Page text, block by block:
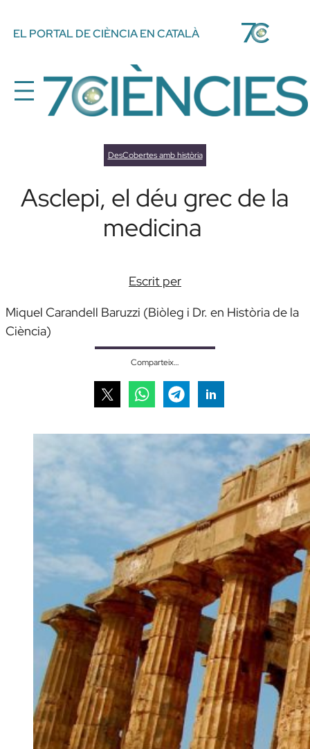
EL PORTAL DE CIÈNCIA EN CATALÀ
DesCobertes amb història
Asclepi, el déu grec de la
medicina
Escrit per
Miquel Carandell Baruzzi (Biòleg i Dr. en Història de la
Ciència)
Comparteix…